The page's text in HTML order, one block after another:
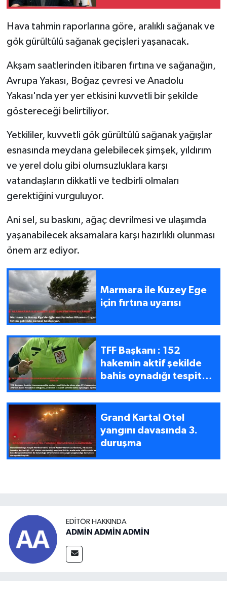
Hava tahmin raporlarına göre, aralıklı sağanak ve
gök gürültülü sağanak geçişleri yaşanacak.
Akşam saatlerinden itibaren fırtına ve sağanağın,
Avrupa Yakası, Boğaz çevresi ve Anadolu
Yakası'nda yer yer etkisini kuvvetli bir şekilde
göstereceği belirtiliyor.
Yetkililer, kuvvetli gök gürültülü sağanak yağışlar
esnasında meydana gelebilecek şimşek, yıldırım
ve yerel dolu gibi olumsuzluklara karşı
vatandaşların dikkatli ve tedbirli olmaları
gerektiğini vurguluyor.
Ani sel, su baskını, ağaç devrilmesi ve ulaşımda
yaşanabilecek aksamalara karşı hazırlıklı olunması
önem arz ediyor.
Marmara ile Kuzey Ege
için fırtına uyarısı
TFF Başkanı : 152
hakemin aktif şekilde
bahis oynadığı tespit
Grand Kartal Otel
yangını davasında 3.
duruşma
EDITÖR HAKKINDA
ADMİN ADMİN ADMİN